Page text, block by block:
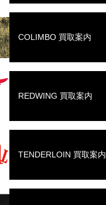
COLIMBO 買取案内
REDWING 買取案内
TENDERLOIN 買取案内